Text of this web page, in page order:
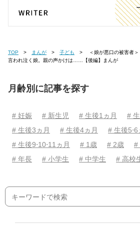
TOP まんが 子ども
言われ泣く娘。親の声かけは……【後編】まんが
月齢別に記事を探す
# 妊娠 # 新生児 # 生後1ヵ月
#
# 生後3ヵ月
# 生後4ヵ月 # 生後5⋅6
# 生後9⋅10⋅11ヵ月
# 1歳 # 2歳 #
# 年長
# 小学生 # 中学生 # 高校